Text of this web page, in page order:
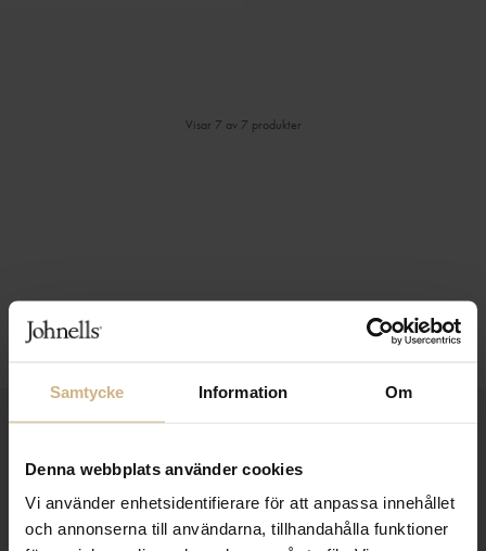
Samtycke Information Om
Denna webbplats använder cookies
Vi använder enhetsidentifierare för att anpassa innehållet
och annonserna till användarna, tillhandahålla funktioner
Visar 7 av 7 produkter
1-3 VARDAGARS LEVERANS
FRI FRAKT FRÅN 999 KR
SAMLA BONUS I KUNDKLUBBEN